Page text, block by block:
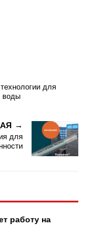
для
воды
для
работу на